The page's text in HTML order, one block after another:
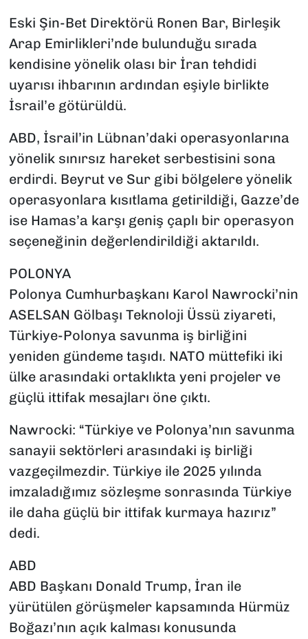
Eski Şin-Bet Direktörü Ronen Bar, Birleşik
Arap Emirlikleri’nde bulunduğu sırada
kendisine yönelik olası bir İran tehdidi
uyarısı ihbarının ardından eşiyle birlikte
İsrail’e götürüldü.
ABD, İsrail’in Lübnan’daki operasyonlarına
yönelik sınırsız hareket serbestisini sona
erdirdi. Beyrut ve Sur gibi bölgelere yönelik
operasyonlara kısıtlama getirildiği, Gazze’de
ise Hamas’a karşı geniş çaplı bir operasyon
seçeneğinin değerlendirildiği aktarıldı.
POLONYA
Polonya Cumhurbaşkanı Karol Nawrocki’nin
ASELSAN Gölbaşı Teknoloji Üssü ziyareti,
Türkiye-Polonya savunma iş birliğini
yeniden gündeme taşıdı. NATO müttefiki iki
ülke arasındaki ortaklıkta yeni projeler ve
güçlü ittifak mesajları öne çıktı.
Nawrocki: “Türkiye ve Polonya’nın savunma
sanayii sektörleri arasındaki iş birliği
vazgeçilmezdir. Türkiye ile 2025 yılında
imzaladığımız sözleşme sonrasında Türkiye
ile daha güçlü bir ittifak kurmaya hazırız”
dedi.
ABD
ABD Başkanı Donald Trump, İran ile
yürütülen görüşmeler kapsamında Hürmüz
Boğazı’nın açık kalması konusunda